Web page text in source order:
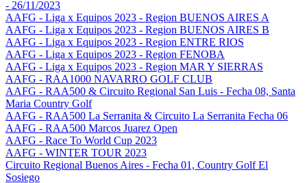
- 26/11/2023
AAFG - Liga x Equipos 2023 - Region BUENOS AIRES A
AAFG - Liga x Equipos 2023 - Region BUENOS AIRES B
AAFG - Liga x Equipos 2023 - Region ENTRE RIOS
AAFG - Liga x Equipos 2023 - Region FENOBA
AAFG - Liga x Equipos 2023 - Region MAR Y SIERRAS
AAFG - RAA1000 NAVARRO GOLF CLUB
AAFG - RAA500 & Circuito Regional San Luis - Fecha 08, Santa
Maria Country Golf
AAFG - RAA500 La Serranita & Circuito La Serranita Fecha 06
AAFG - RAA500 Marcos Juarez Open
AAFG - Race To World Cup 2023
AAFG - WINTER TOUR 2023
Circuito Regional Buenos Aires - Fecha 01, Country Golf El
Sosiego